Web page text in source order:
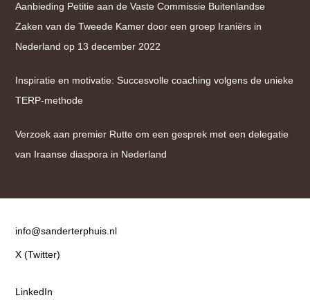
Aanbieding Petitie aan de Vaste Commissie Buitenlandse
Zaken van de Tweede Kamer door een groep Iraniërs in
Nederland op 13 december 2022
Inspiratie en motivatie: Succesvolle coaching volgens de unieke
TERP-methode
Verzoek aan premier Rutte om een gesprek met een delegatie
van Iraanse diaspora in Nederland
Contact
info@sanderterphuis.nl
X (Twitter)
LinkedIn